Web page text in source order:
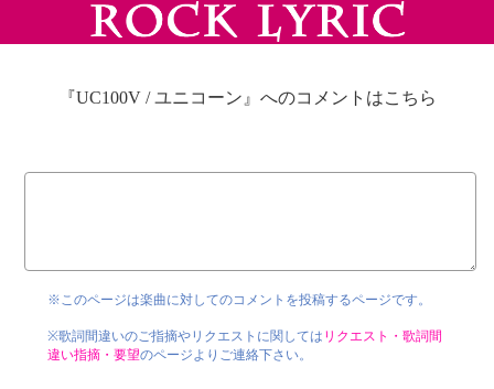
『UC100V / ユニコーン』へのコメントはこちら
※このページは楽曲に対してのコメントを投稿するページです。
※歌詞間違いのご指摘やリクエストに関しては リクエスト・歌詞間
違い指摘・要望のページよりご連絡下さい。